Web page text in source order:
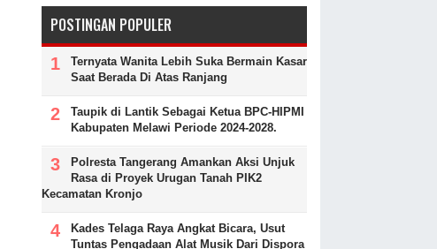
POSTINGAN POPULER
Ternyata Wanita Lebih Suka Bermain Kasar
Saat Berada Di Atas Ranjang
Taupik di Lantik Sebagai Ketua BPC-HIPMI
Kabupaten Melawi Periode 2024-2028.
Polresta Tangerang Amankan Aksi Unjuk
Rasa di Proyek Urugan Tanah PIK2
Kecamatan Kronjo
Kades Telaga Raya Angkat Bicara, Usut
Tuntas Pengadaan Alat Musik Dari Dispora